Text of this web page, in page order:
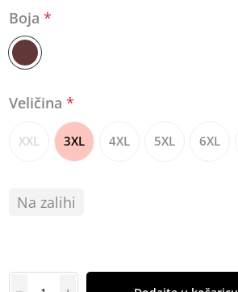
Boja*
Veličina*
XXL 3XL 4XL 5XL 6XL
Na zalihi